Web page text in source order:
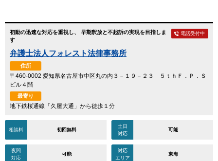
初動の迅速な対応を重視し、 早期釈放と不起訴の実現を目指しま
す
弁護士法人フォレスト法律事務所
住所
〒460-0002 愛知県名古屋市中区丸の内３－１９－２３ ５ｔｈＦ．Ｐ．Ｓ
ビル４階
最寄り
地下鉄桜通線「久屋大通」から徒歩１分
電話受付中
相談料 初回無料
土日
対応
可能
夜間
対応
可能
対応
エリア
東海